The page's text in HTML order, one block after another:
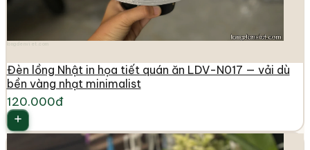
Đèn lồng Nhật in họa tiết quán ăn LDV-N017 — vải dù
bền vàng nhạt minimalist
120.000đ